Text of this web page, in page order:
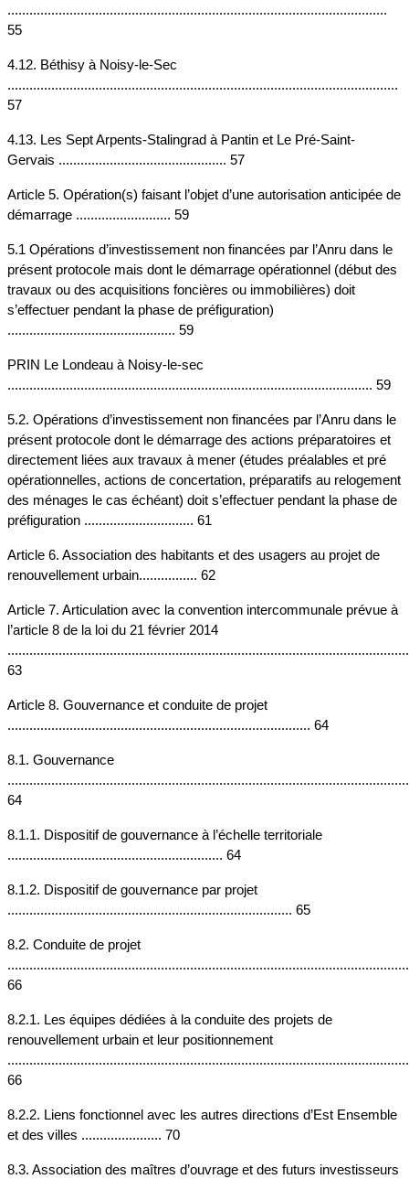
........................................................................................................
55
4.12. Béthisy à Noisy-le-Sec
...........................................................................................................
57
4.13. Les Sept Arpents-Stalingrad à Pantin et Le Pré-Saint-
Gervais .............................................. 57
Article 5. Opération(s) faisant l’objet d’une autorisation anticipée de
démarrage .......................... 59
5.1 Opérations d’investissement non financées par l’Anru dans le
présent protocole mais dont le démarrage opérationnel (début des
travaux ou des acquisitions foncières ou immobilières) doit
s’effectuer pendant la phase de préfiguration)
.............................................. 59
PRIN Le Londeau à Noisy-le-sec
.................................................................................................... 59
5.2. Opérations d’investissement non financées par l’Anru dans le
présent protocole dont le démarrage des actions préparatoires et
directement liées aux travaux à mener (études préalables et pré
opérationnelles, actions de concertation, préparatifs au relogement
des ménages le cas échéant) doit s’effectuer pendant la phase de
préfiguration .............................. 61
Article 6. Association des habitants et des usagers au projet de
renouvellement urbain................ 62
Article 7. Articulation avec la convention intercommunale prévue à
l’article 8 de la loi du 21 février 2014
63
Article 8. Gouvernance et conduite de projet
................................................................................... 64
8.1. Gouvernance
64
8.1.1. Dispositif de gouvernance à l’échelle territoriale
........................................................... 64
8.1.2. Dispositif de gouvernance par projet
.............................................................................. 65
8.2. Conduite de projet
66
8.2.1. Les équipes dédiées à la conduite des projets de
renouvellement urbain et leur positionnement
66
8.2.2. Liens fonctionnel avec les autres directions d’Est Ensemble
et des villes ...................... 70
8.3. Association des maîtres d’ouvrage et des futurs investisseurs